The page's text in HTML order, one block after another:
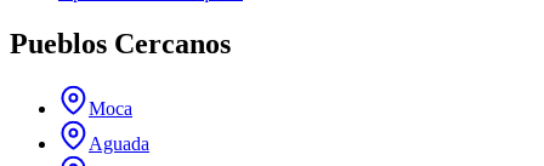
Pueblos Cercanos
Moca
Aguada